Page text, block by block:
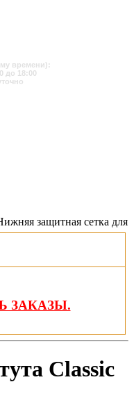
времени):
до 18:00
защитная сетка для
ЗАКАЗЫ.
Classic